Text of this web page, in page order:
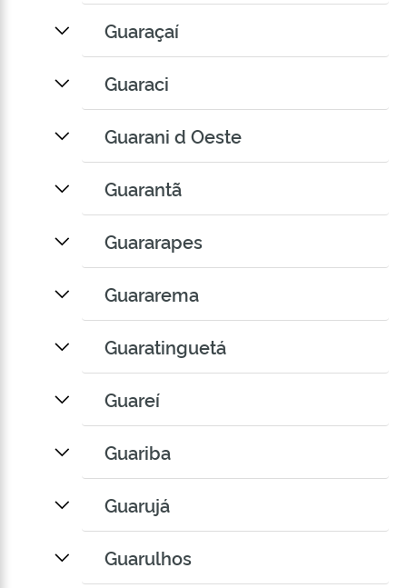
Guaraçaí
Guaraci
Guarani d Oeste
Guarantã
Guararapes
Guararema
Guaratinguetá
Guareí
Guariba
Guarujá
Guarulhos